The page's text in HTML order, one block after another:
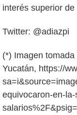
interés superior de
Twitter: @adiazpi
(*) Imagen
Yucatán, https://
equivocaron-en-